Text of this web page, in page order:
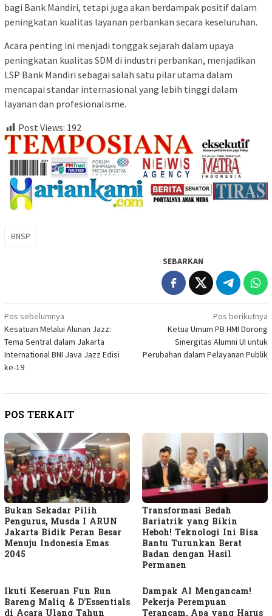
bagi Bank Mandiri, tetapi juga akan berdampak positif dalam
peningkatan kualitas layanan perbankan secara keseluruhan.
Acara penting ini menjadi tonggak sejarah dalam upaya
peningkatan kualitas SDM di industri perbankan, menjadikan
LSP Bank Mandiri sebagai salah satu pilar utama dalam
mencapai standar internasional yang lebih tinggi dalam
layanan dan profesionalisme.
Post Views: 192
BNSP
SEBARKAN
Navigasi
pos
Pos sebelumnya
Kesatuan Melalui Alunan Jazz:
Tema Sentral dalam Jakarta
International BNI Java Jazz Edisi
ke-19
Pos berikutnya
Ketua Umum PB HMI Dorong
Sinergitas Alumni UI untuk
Perubahan dalam Pelayanan Publik
POS TERKAIT
Bukan Sekadar Pilih
Pengurus, Musda I ARUN
Jakarta Bidik Peran Besar
Menuju Indonesia Emas
2045
Transformasi Bedah
Bariatrik yang Bikin
Heboh! Teknologi Ini Bisa
Bantu Turunkan Berat
Badan dengan Hasil
Permanen
Ikuti Keseruan Fun Run
Bareng Maliq & D’Essentials
Dampak AI Mengancam!
Pekerja Perempuan